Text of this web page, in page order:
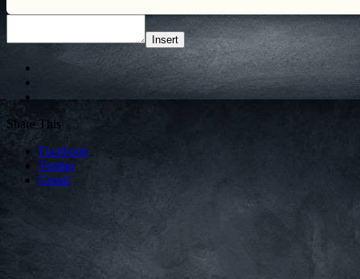
Insert
Share This
Facebook
Twitter
Gmail